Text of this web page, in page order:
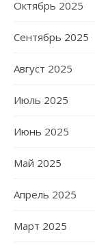
Октябрь 2025
Сентябрь 2025
Август 2025
Июль 2025
Июнь 2025
Май 2025
Апрель 2025
Март 2025